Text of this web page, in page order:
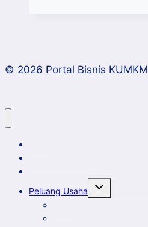
Sulsel
© 2026 Portal Bisnis KUMKM
Peluang Usaha
Toggle